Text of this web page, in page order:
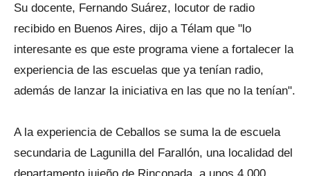
Su docente, Fernando Suárez, locutor de radio
recibido en Buenos Aires, dijo a Télam que "lo
interesante es que este programa viene a fortalecer la
experiencia de las escuelas que ya tenían radio,
además de lanzar la iniciativa en las que no la tenían".
A la experiencia de Ceballos se suma la de escuela
secundaria de Lagunilla del Farallón, una localidad del